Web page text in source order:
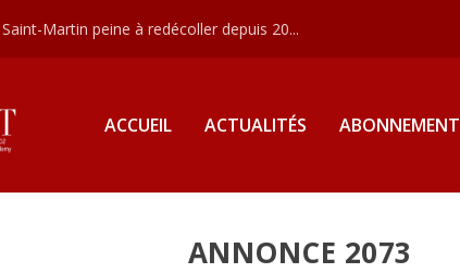
Martin peine à redécoller depuis 20...
ACCUEIL ACTUALITÉS ABONNEMENT
ANNONCE 2073